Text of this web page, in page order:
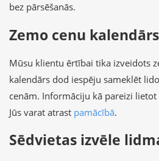
bez pārsēšanās.
Zemo cenu kalendārs
Mūsu klientu ērtībai tika izveidots
kalendārs dod iespēju sameklēt
cenām. Informāciju kā pareizi
Jūs varat atrast pamācībā.
Sēdvietas izvēle